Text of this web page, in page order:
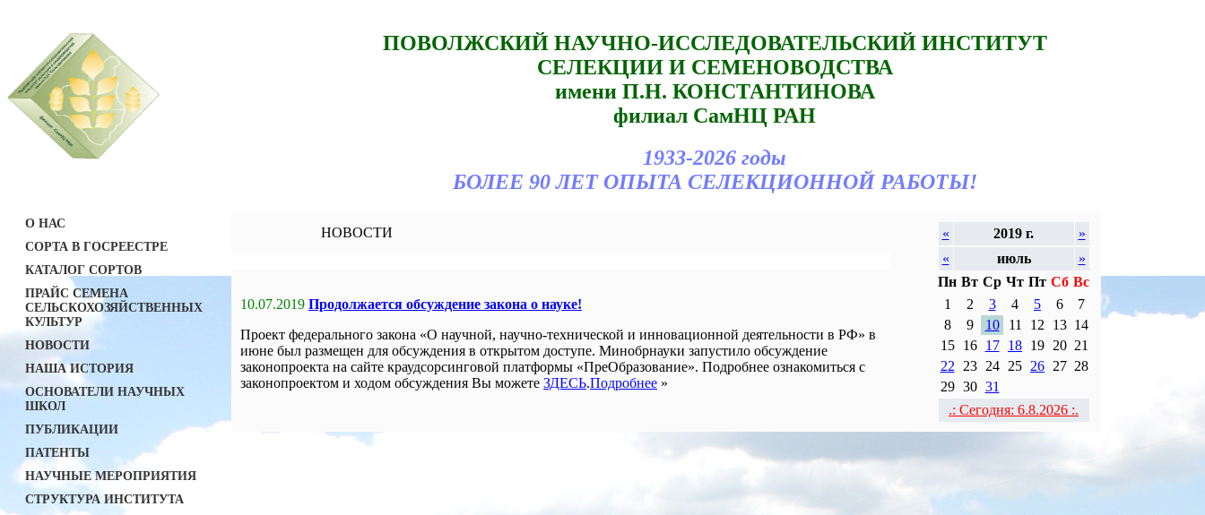
ПОВОЛЖСКИЙ НАУЧНО-ИССЛЕДОВАТЕЛЬСКИЙ ИНСТИТУТ
СЕЛЕКЦИИ И СЕМЕНОВОДСТВА
имени П.Н. КОНСТАНТИНОВА
филиал СамНЦ РАН
1933-2026 годы
БОЛЕЕ 90 ЛЕТ ОПЫТА СЕЛЕКЦИОННОЙ РАБОТЫ!
О НАС
СОРТА В ГОСРЕЕСТРЕ
КАТАЛОГ СОРТОВ
ПРАЙС СЕМЕНА
СЕЛЬСКОХОЗЯЙСТВЕННЫХ
КУЛЬТУР
НОВОСТИ
НАША ИСТОРИЯ
ОСНОВАТЕЛИ НАУЧНЫХ
ШКОЛ
ПУБЛИКАЦИИ
ПАТЕНТЫ
НАУЧНЫЕ МЕРОПРИЯТИЯ
СТРУКТУРА ИНСТИТУТА
НОВОСТИ « 2019 г.
»
«
июль
»
Пн Вт Ср Чт Пт Сб Вс
1
2 3 4 5 6
7
8
9 10 11 12 13 14
15
16 17 18 19 20 21
22
23 24 25 26 27 28
29 30 31
.: Сегодня: 6.8.2026 :.
10.07.2019 Продолжается обсуждение закона о науке!
Проект федерального закона «О научной, научно-технической и инновационной деятельности в РФ» в
июне был размещен для обсуждения в открытом доступе. Минобрнауки запустило обсуждение
законопроекта на сайте краудсорсинговой платформы «ПреОбразование». Подробнее ознакомиться с
законопроектом и ходом обсуждения Вы можете ЗДЕСЬ.Подробнее »